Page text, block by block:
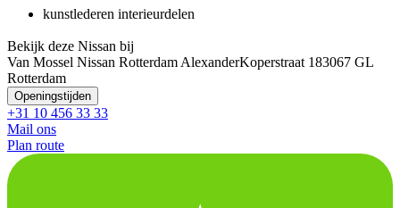
kunstlederen interieurdelen
Bekijk deze Nissan bij
Van Mossel Nissan Rotterdam AlexanderKoperstraat 183067 GL
Rotterdam
Openingstijden
+31 10 456 33 33
Mail ons
Plan route